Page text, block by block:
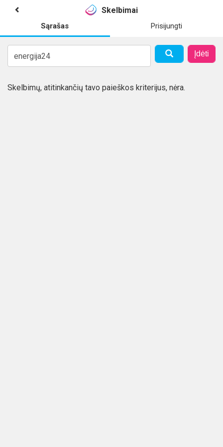
Skelbimai
Sąrašas Prisijungti
Įdėti
Skelbimų, atitinkančių tavo paieškos kriterijus, nėra.